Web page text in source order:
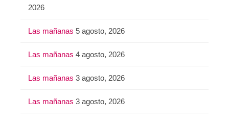
2026
Las mañanas 5 agosto, 2026
Las mañanas 4 agosto, 2026
Las mañanas 3 agosto, 2026
Las mañanas 3 agosto, 2026